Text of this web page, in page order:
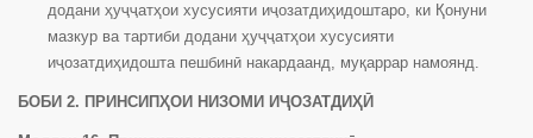
додани ҳуҷҷатҳои хусусияти иҷозатдиҳидоштаро, ки Қонуни
мазкур ва тартиби додани ҳуҷҷатҳои хусусияти
иҷозатдиҳидошта пешбинӣ накардаанд, муқаррар намоянд.
БОБИ 2. ПРИНСИПҲОИ НИЗОМИ ИҶОЗАТДИҲӢ